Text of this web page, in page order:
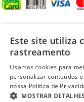
Este site utiliza
rastreamento
Usamos cookies para
personalizar conteúdos
nossa Política de
MOSTRAR DETALHES